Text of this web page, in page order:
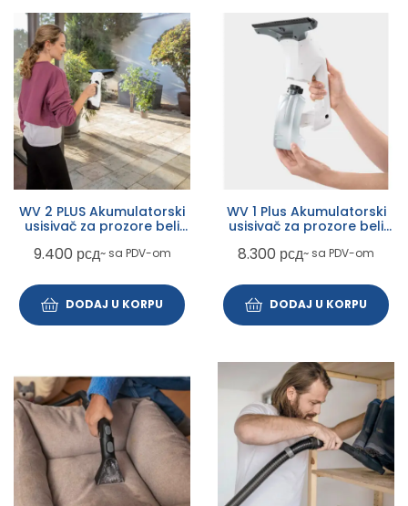
WV 2 PLUS Akumulatorski
usisivač za prozore beli
9.400 рсд~ sa PDV-om
DODAJ U KORPU
WV 1 Plus Akumulatorski
usisivač za prozore beli
8.300 рсд~ sa PDV-om
DODAJ U KORPU